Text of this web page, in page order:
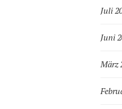
Juli
Juni
März